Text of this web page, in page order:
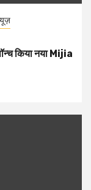
किया नया Mijia